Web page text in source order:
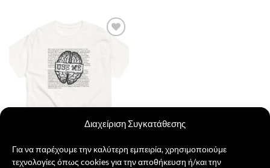
Διαχείριση Συγκατάθεσης
Για να παρέχουμε την καλύτερη εμπειρία, χρησιμοποιούμε
τεχνολογίες όπως cookies για την αποθήκευση ή/και την
στην λίστα